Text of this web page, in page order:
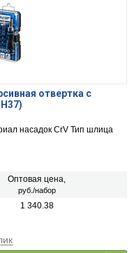
отвертка с
насадок CrV Тип шлица
Оптовая цена,
руб./набор
1 340.38